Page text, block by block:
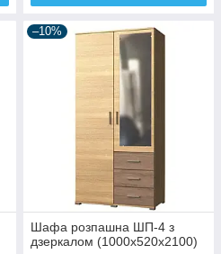
–10%
Шафа розпашна ШП-4 з
дзеркалом (1000х520х2100)